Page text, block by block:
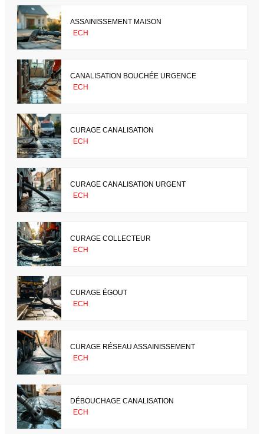
ASSAINISSEMENT MAISON
ECH
CANALISATION BOUCHÉE URGENCE
ECH
CURAGE CANALISATION
ECH
CURAGE CANALISATION URGENT
ECH
CURAGE COLLECTEUR
ECH
CURAGE ÉGOUT
ECH
CURAGE RÉSEAU ASSAINISSEMENT
ECH
DÉBOUCHAGE CANALISATION
ECH